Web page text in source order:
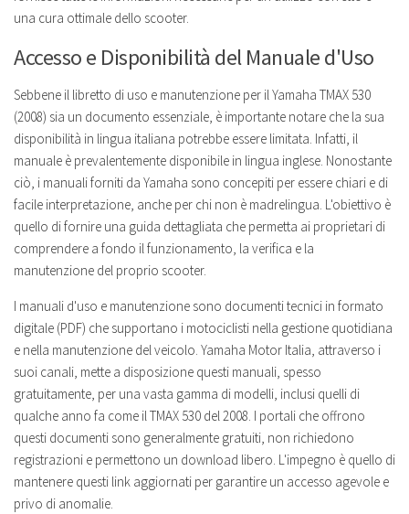
una cura ottimale dello scooter.
Accesso e Disponibilità del Manuale d'Uso
Sebbene il libretto di uso e manutenzione per il Yamaha TMAX 530
(2008) sia un documento essenziale, è importante notare che la sua
disponibilità in lingua italiana potrebbe essere limitata. Infatti, il
manuale è prevalentemente disponibile in lingua inglese. Nonostante
ciò, i manuali forniti da Yamaha sono concepiti per essere chiari e di
facile interpretazione, anche per chi non è madrelingua. L'obiettivo è
quello di fornire una guida dettagliata che permetta ai proprietari di
comprendere a fondo il funzionamento, la verifica e la
manutenzione del proprio scooter.
I manuali d'uso e manutenzione sono documenti tecnici in formato
digitale (PDF) che supportano i motociclisti nella gestione quotidiana
e nella manutenzione del veicolo. Yamaha Motor Italia, attraverso i
suoi canali, mette a disposizione questi manuali, spesso
gratuitamente, per una vasta gamma di modelli, inclusi quelli di
qualche anno fa come il TMAX 530 del 2008. I portali che offrono
questi documenti sono generalmente gratuiti, non richiedono
registrazioni e permettono un download libero. L'impegno è quello di
mantenere questi link aggiornati per garantire un accesso agevole e
privo di anomalie.